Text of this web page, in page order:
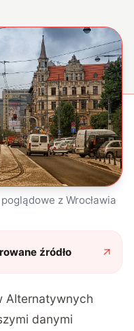
z Wrocławia
źródło
Alternatywnych
danymi